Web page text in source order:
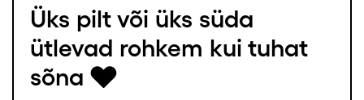
Üks pilt või üks süda
ütlevad rohkem kui tuhat
sõna